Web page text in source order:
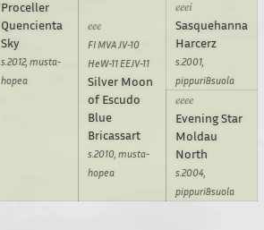
Proceller
Quencienta
Sky
s.2012, musta-
hopea
FI MVA JV-10
HeW-11 EEJV-11
Silver Moon
of Escudo
Blue
Bricassart
s.2010, musta-
hopea
Sasquehanna
Harcerz
s.2001,
pippuri&suola
Evening Star
Moldau
North
s.2004,
pippuri&suola